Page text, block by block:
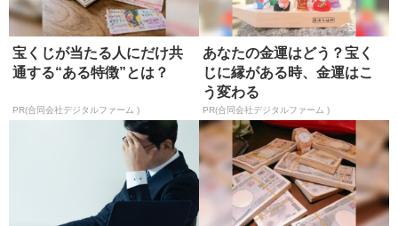
宝くじが当たる人にだけ共
通する“ある特徴”とは？
PR(合同会社デジタルファーム )
あなたの金運はどう？宝く
じに縁がある時、金運はこ
う変わる
PR(合同会社デジタルファーム )